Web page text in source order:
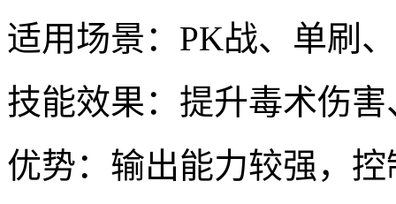
适用场景：PK战、单刷
技能效果：提升毒术伤
优势：输出能力较强，